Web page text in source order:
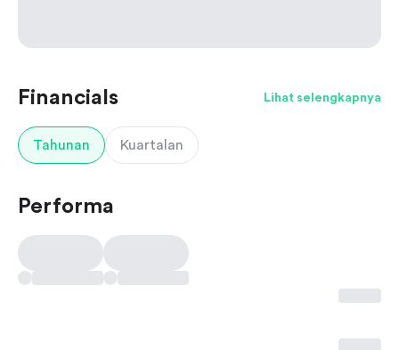
Financials Lihat selengkapnya
Tahunan Kuartalan
Performa